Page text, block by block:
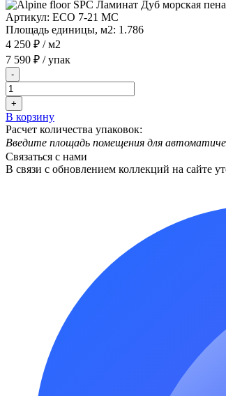
Артикул: ECO 7-21 MC
Площадь единицы, м2: 1.786
4 250 ₽ / м2
7 590 ₽ / упак
-
+
В корзину
Расчет количества упаковок:
Введите площадь помещения для
Связаться с нами
В связи с обновлением коллекций на сайте